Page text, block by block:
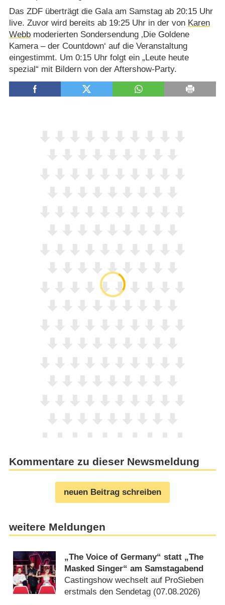
Das ZDF überträgt die Gala am Samstag ab 20:15 Uhr
live. Zuvor wird bereits ab 19:25 Uhr in der von Karen
Webbmoderierten Sondersendung ‚Die Goldene
Kamera – der Countdown‘ auf die Veranstaltung
eingestimmt. Um 0:15 Uhr folgt ein „Leute heute
spezial“ mit Bildern von der Aftershow-Party.
Kommentare zu dieser Newsmeldung
neuen Beitrag schreiben
weitere Meldungen
„The Voice of Germany“ statt „The
Masked Singer“ am Samstagabend
Castingshow wechselt auf ProSieben
erstmals den Sendetag (07.08.2026)